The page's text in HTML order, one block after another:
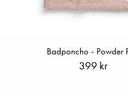
Badponcho - Powder
399 kr